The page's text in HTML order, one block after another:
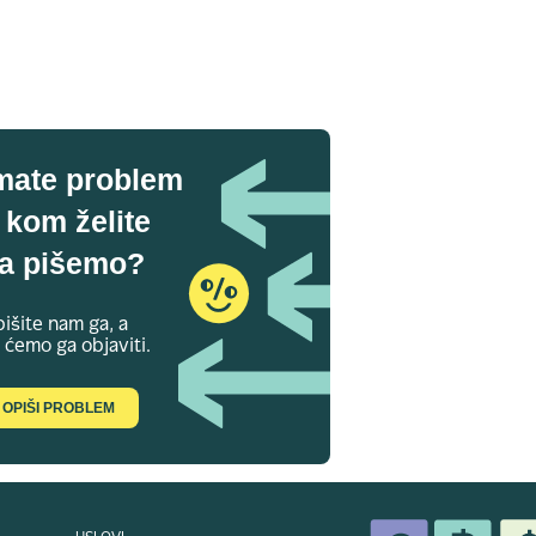
problem
kom želite
pišemo?
nam ga, a
ćemo ga objaviti.
OPIŠI PROBLEM